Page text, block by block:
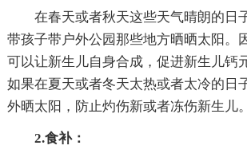
在春天或者秋天这些天气晴朗的日
带孩子带户外公园那些地方晒晒太阳。
可以让新生儿自身合成，促进新生儿钙
如果在夏天或者冬天太热或者太冷的日
外晒太阳，防止灼伤新或者冻伤新生儿。
2.食补：